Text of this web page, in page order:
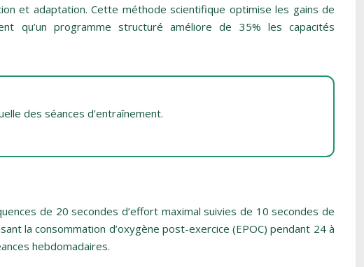
et adaptation. Cette méthode scientifique optimise les gains de
qu’un programme structuré améliore de 35% les capacités
des séances d’entraînement.
de 20 secondes d’effort maximal suivies de 10 secondes de
la consommation d’oxygène post-exercice (EPOC) pendant 24 à
hebdomadaires.